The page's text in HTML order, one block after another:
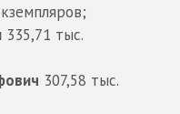
335,71 тыс.
307,58 тыс.